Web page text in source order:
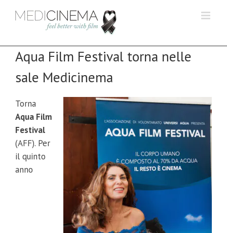
Aqua Film Festival torna nelle
sale Medicinema
Torna
Aqua Film
Festival
(AFF). Per
il quinto
anno